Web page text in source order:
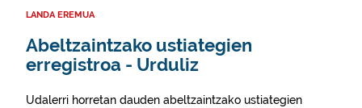
LANDA EREMUA
Abeltzaintzako ustiategien
erregistroa - Urduliz
Udalerri horretan dauden abeltzaintzako ustiategien